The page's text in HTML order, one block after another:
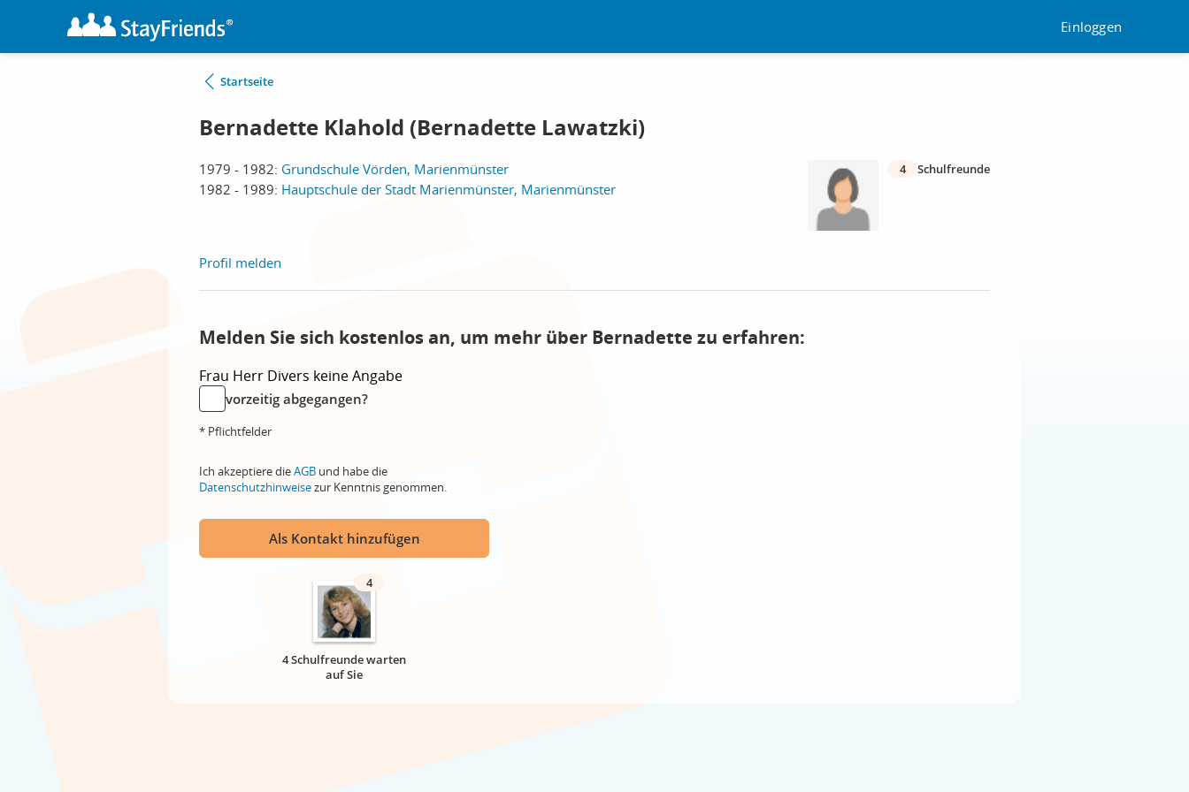
Einloggen
Startseite
Bernadette Klahold (Bernadette Lawatzki)
1979 - 1982: Grundschule Vörden, Marienmünster
1982 - 1989: Hauptschule der Stadt Marienmünster, Marienmünster
4 Schulfreunde
Profil melden
Melden Sie sich kostenlos an, um mehr über Bernadette zu erfahren:
Frau Herr Divers keine Angabe
vorzeitig abgegangen?
* Pflichtfelder
Ich akzeptiere dieAGB und habe die
Datenschutzhinweisezur Kenntnis genommen.
Als Kontakt hinzufügen
4
4 Schulfreunde warten
auf Sie